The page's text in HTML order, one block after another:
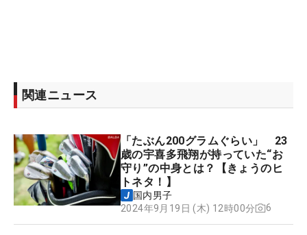
関連ニュース
「たぶん200グラムぐらい」 23
歳の宇喜多飛翔が持っていた“お
守り”の中身とは？【きょうのヒ
トネタ！】
国内男子
2024年9月19日 (木) 12時00分
6